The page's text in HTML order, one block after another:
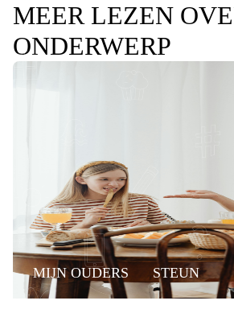
MEER LEZEN
ONDERWERP
MIJN OUDERS STEUN